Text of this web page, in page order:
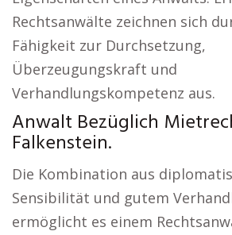
Rechtsanwälte zeichnen sich
Fähigkeit zur Durchsetzung,
Überzeugungskraft und
Verhandlungskompetenz aus.
Anwalt Bezüglich
Falkenstein.
Die Kombination aus
Sensibilität und gutem
ermöglicht es einem